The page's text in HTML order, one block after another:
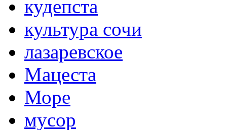
кудепста
культура сочи
лазаревское
Мацеста
Море
мусор